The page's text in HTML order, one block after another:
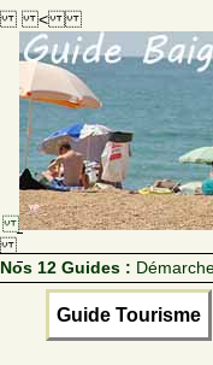
<
Nos 12 Guides :
Guide Tourisme